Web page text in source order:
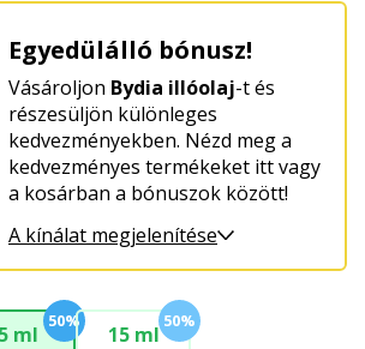
Egyedülálló bónusz!
Vásároljon Bydia illóolaj-t és
részesüljön különleges
kedvezményekben. Nézd meg a
kedvezményes termékeket itt vagy
a kosárban a bónuszok között!
A kínálat megjelenítése
5 ml
50%
15 ml
50%